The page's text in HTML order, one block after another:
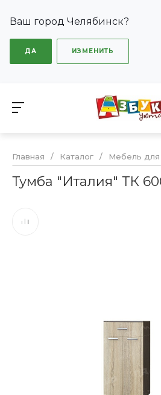
Ваш город Челябинск?
ДА ИЗМЕНИТЬ
Главная / Каталог / Мебель
Тумба "Италия" ТК